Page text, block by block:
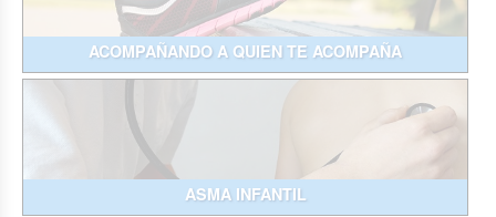
ACOMPAÑANDO A QUIEN TE ACOMPAÑA
ASMA INFANTIL